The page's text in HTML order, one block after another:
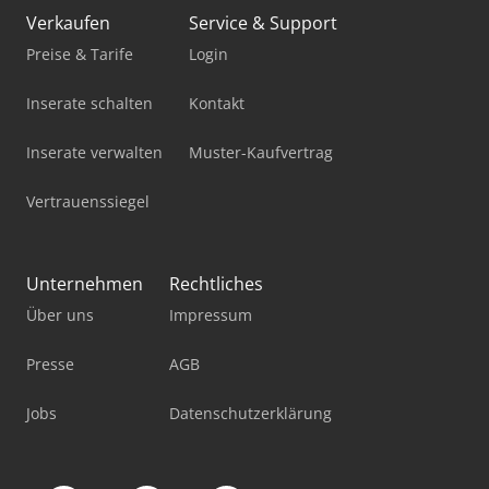
Mercdes 1113
Pick-And-Place-Roboter
Standbodenbeutel-Füll- Und Verschließmaschine
Stromaggregat 20 Kva
Stromerzeuger Diesel
Verkaufen
Preise & Tarife
Inserate schalten
Inserate verwalten
Vertrauenssiegel
Service & Support
Login
Kontakt
Muster-Kaufvertrag
Unternehmen
Über uns
Presse
Jobs
Rechtliches
Impressum
AGB
Datenschutzerklärung